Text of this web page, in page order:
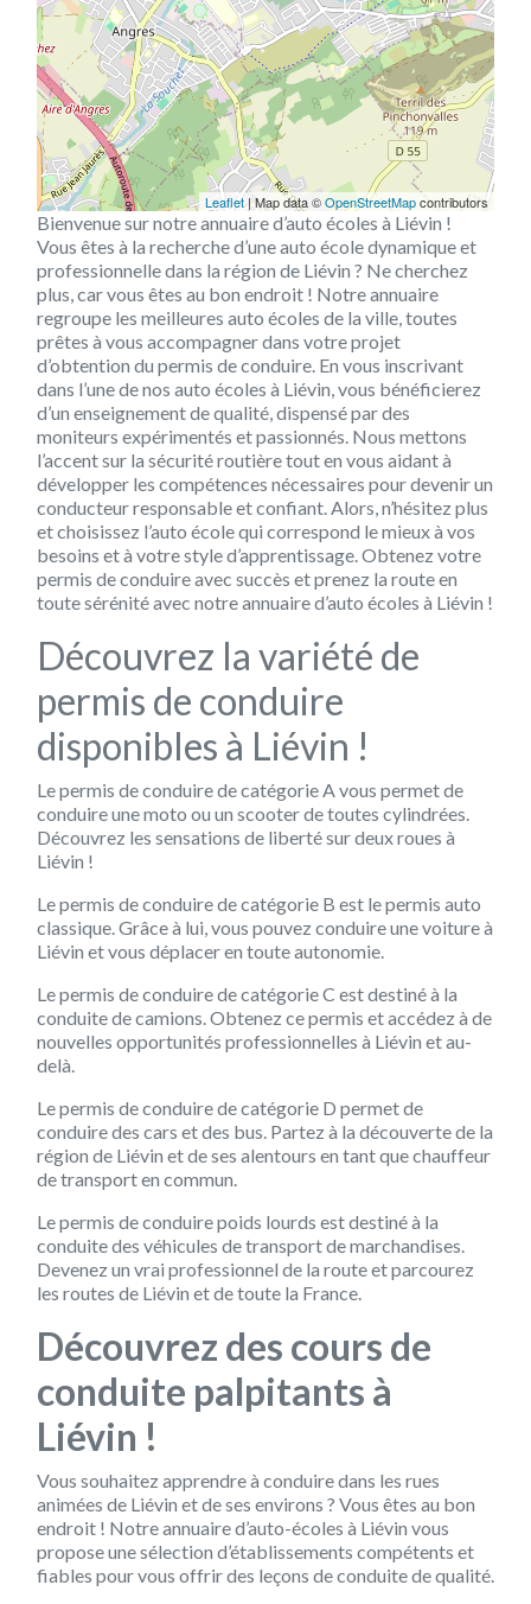
Leaflet | Map data ©OpenStreetMapcontributors
Bienvenue sur notre annuaire d’auto écoles à Liévin !
Vous êtes à la recherche d’une auto école dynamique et
professionnelle dans la région de Liévin ? Ne cherchez
plus, car vous êtes au bon endroit ! Notre annuaire
regroupe les meilleures auto écoles de la ville, toutes
prêtes à vous accompagner dans votre projet
d’obtention du permis de conduire. En vous inscrivant
dans l’une de nos auto écoles à Liévin, vous bénéficierez
d’un enseignement de qualité, dispensé par des
moniteurs expérimentés et passionnés. Nous mettons
l’accent sur la sécurité routière tout en vous aidant à
développer les compétences nécessaires pour devenir un
conducteur responsable et confiant. Alors, n’hésitez plus
et choisissez l’auto école qui correspond le mieux à vos
besoins et à votre style d’apprentissage. Obtenez votre
permis de conduire avec succès et prenez la route en
toute sérénité avec notre annuaire d’auto écoles à Liévin !
Découvrez la variété de
permis de conduire
disponibles à Liévin !
Le permis de conduire de catégorie A vous permet de
conduire une moto ou un scooter de toutes cylindrées.
Découvrez les sensations de liberté sur deux roues à
Liévin !
Le permis de conduire de catégorie B est le permis auto
classique. Grâce à lui, vous pouvez conduire une voiture à
Liévin et vous déplacer en toute autonomie.
Le permis de conduire de catégorie C est destiné à la
conduite de camions. Obtenez ce permis et accédez à de
nouvelles opportunités professionnelles à Liévin et au-
delà.
Le permis de conduire de catégorie D permet de
conduire des cars et des bus. Partez à la découverte de la
région de Liévin et de ses alentours en tant que chauffeur
de transport en commun.
Le permis de conduire poids lourds est destiné à la
conduite des véhicules de transport de marchandises.
Devenez un vrai professionnel de la route et parcourez
les routes de Liévin et de toute la France.
Découvrez des cours de
conduite palpitants à
Liévin !
Vous souhaitez apprendre à conduire dans les rues
animées de Liévin et de ses environs ? Vous êtes au bon
endroit ! Notre annuaire d’auto-écoles à Liévin vous
propose une sélection d’établissements compétents et
fiables pour vous offrir des leçons de conduite de qualité.